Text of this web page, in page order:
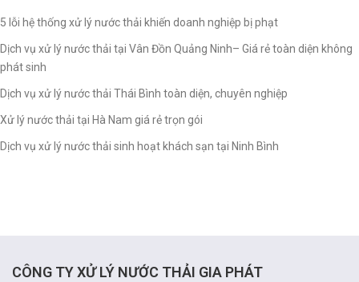
5 lỗi hệ thống xử lý nước thải khiến doanh nghiệp bị phạt
Dịch vụ xử lý nước thải tại Vân Đồn Quảng Ninh– Giá rẻ toàn diện không
phát sinh
Dịch vụ xử lý nước thải Thái Bình toàn diện, chuyên nghiệp
Xử lý nước thải tại Hà Nam giá rẻ trọn gói
Dịch vụ xử lý nước thải sinh hoạt khách sạn tại Ninh Bình
CÔNG TY XỬ LÝ NƯỚC THẢI GIA PHÁT